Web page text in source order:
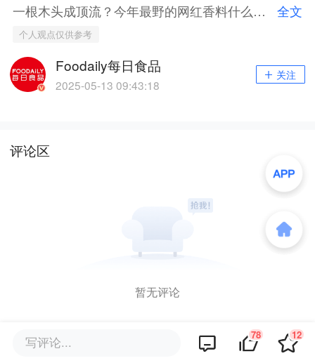
一根木头成顶流？今年最野的网红香料什么来头？从西南山野到大城市餐饮店，木姜子给所有地方食材上了一课！相信会有更多地域食材找到自己的破圈之路，走到亿万国人眼前！ 全文
个人观点仅供参考
Foodaily每日食品
2025-05-13 09:43:18
关注
评论区
暂无评论
写评论... 78 12